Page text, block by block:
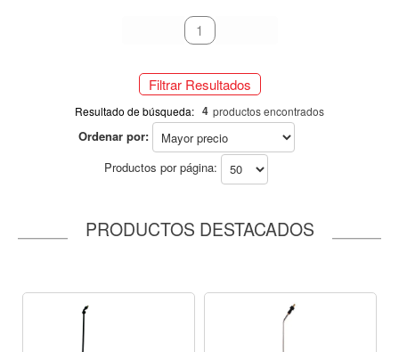
Descarga cc/min a 43 PSI
anterior
1
Filtrar Resultados
Resultado de búsqueda: 4 productos encontrados
Ordenar por:
Productos por página:
PRODUCTOS DESTACADOS